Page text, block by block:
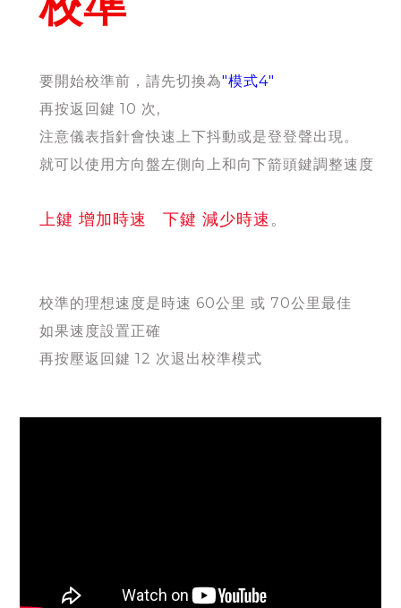
要開始校準前，請先切換為"模式4"
再按返回鍵 10 次,
注意儀表指針會快速上下抖動或是登登聲出現。
就可以使用方向盤左側向上和向下箭頭鍵調整速度
上鍵 增加時速 下鍵 減少時速。
校準的理想速度是時速 60公里 或 70公里最佳
如果速度設置正確
再按壓返回鍵 12 次退出校準模式